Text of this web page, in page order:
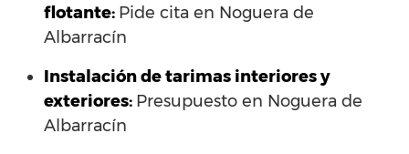
flotante: Pide cita en Noguera de
Albarracín
Instalación de tarimas interiores y
exteriores: Presupuesto en Noguera de
Albarracín